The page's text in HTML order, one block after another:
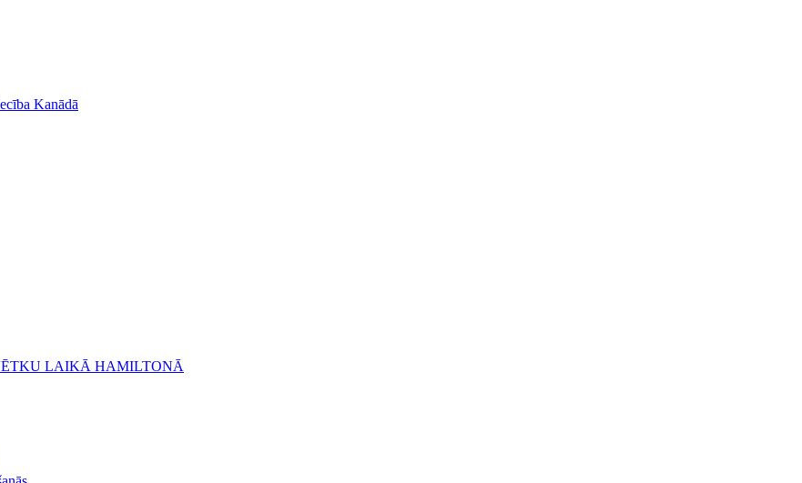
Kanādā
LAIKĀ HAMILTONĀ